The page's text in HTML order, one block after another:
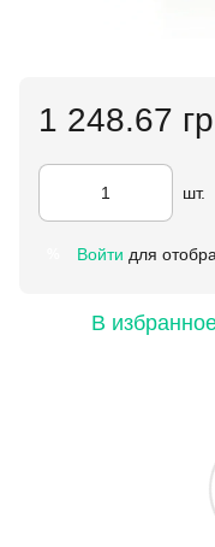
1 248.67
шт.
Войти для
В